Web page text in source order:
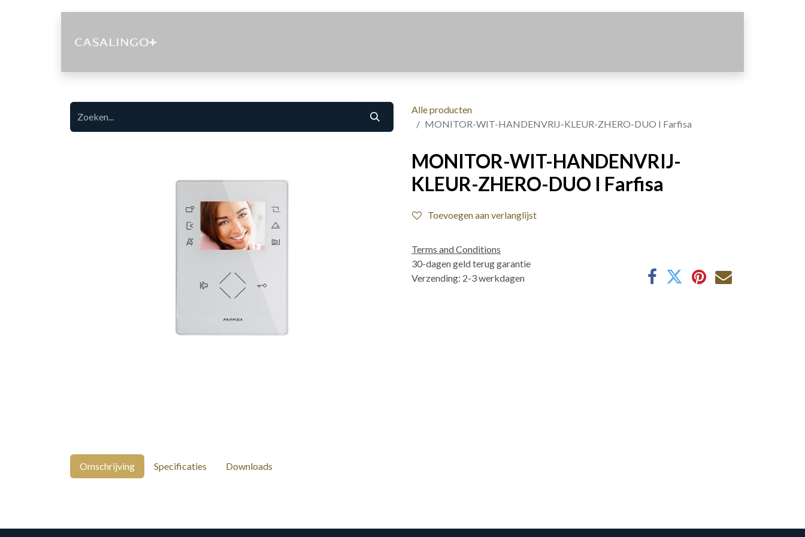
Alle producten
MONITOR-WIT-HANDENVRIJ-KLEUR-ZHERO-DUO I Farfisa
MONITOR-WIT-HANDENVRIJ-
KLEUR-ZHERO-DUO I Farfisa
Toevoegen aan verlanglijst
Terms and Conditions
30-dagen geld terug garantie
Verzending: 2-3 werkdagen
Omschrijving Specificaties Downloads